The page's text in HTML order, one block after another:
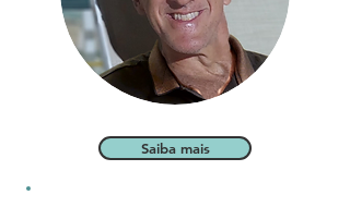
Saiba mais